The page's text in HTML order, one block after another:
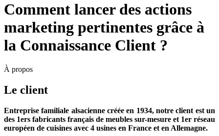
Comment lancer des actions
marketing pertinentes grâce à
la Connaissance Client ?
À propos
Le client
Entreprise familiale alsacienne créée en 1934, notre client est un
des 1ers fabricants français de meubles sur-mesure et 1er réseau
européen de cuisines avec 4 usines en France et en Allemagne.